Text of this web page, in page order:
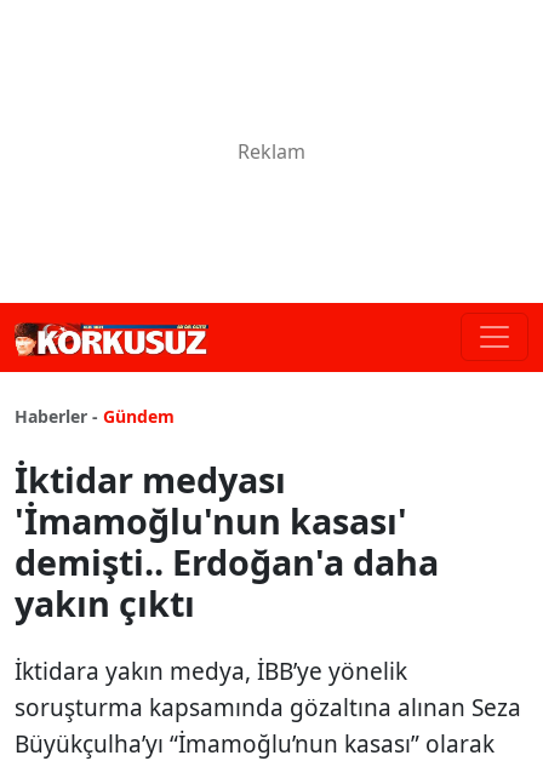
Haberler - Gündem
İktidar medyası
'İmamoğlu'nun kasası'
demişti.. Erdoğan'a daha
yakın çıktı
İktidara yakın medya, İBB’ye yönelik
soruşturma kapsamında gözaltına alınan Seza
Büyükçulha’yı “İmamoğlu’nun kasası” olarak